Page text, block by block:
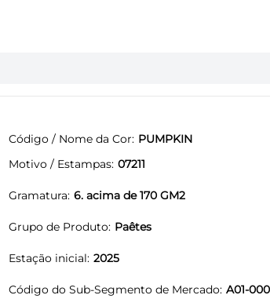
Código / Nome da Cor PUMPKIN
Motivo / Estampas 07211
Gramatura 6. acima de 170 GM2
Grupo de Produto Paêtes
Estação inicial 2025
Código do Sub-Segmento de Mercado A01-